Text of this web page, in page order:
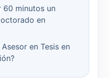
60 minutos un
en
en Tesis en